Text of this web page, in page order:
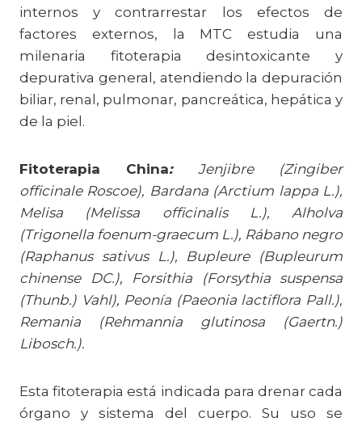
internos y contrarrestar los efectos de
factores externos, la MTC estudia una
milenaria fitoterapia desintoxicante y
depurativa general, atendiendo la depuración
biliar, renal, pulmonar, pancreática, hepática y
de la piel.
Fitoterapia China: Jenjibre (Zingiber
officinale Roscoe), Bardana (Arctium lappa L.),
Melisa (Melissa officinalis L.), Alholva
(Trigonella foenum-graecum L.), Rábano negro
(Raphanus sativus L.), Bupleure (Bupleurum
chinense DC.), Forsithia (Forsythia suspensa
(Thunb.) Vahl), Peonía (Paeonia lactiflora Pall.),
Remania (Rehmannia glutinosa (Gaertn.)
Libosch.).
Esta fitoterapia está indicada para drenar cada
órgano y sistema del cuerpo. Su uso se